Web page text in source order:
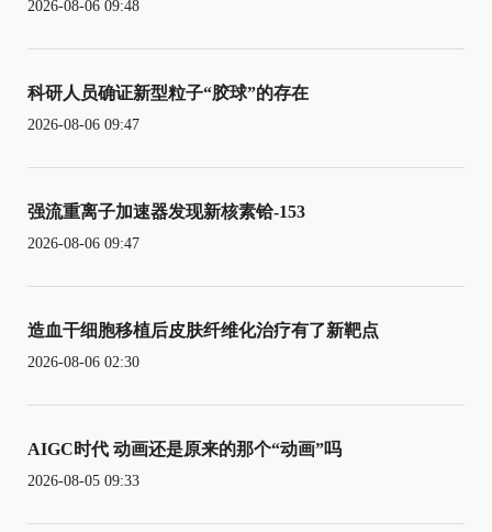
2026-08-06 09:48
科研人员确证新型粒子“胶球”的存在
2026-08-06 09:47
强流重离子加速器发现新核素铪-153
2026-08-06 09:47
造血干细胞移植后皮肤纤维化治疗有了新靶点
2026-08-06 02:30
AIGC时代 动画还是原来的那个“动画”吗
2026-08-05 09:33